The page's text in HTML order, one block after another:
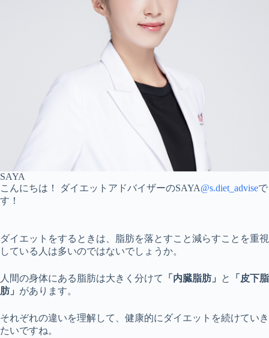
SAYA
こんにちは！ ダイエットアドバイザーのSAYA@s.diet_adviseで
す！
ダイエットをするときは、脂肪を落とすこと減らすことを重視
している人は多いのではないでしょうか。
人間の身体にある脂肪は大きく分けて 「内臓脂肪」 と
「皮下脂
肪」 があります。
それぞれの違いを理解して、健康的にダイエットを続けていき
たいですね。